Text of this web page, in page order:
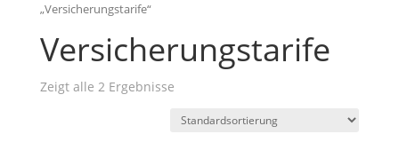
„Versicherungstarife“
Versicherungstarife
Zeigt alle 2 Ergebnisse